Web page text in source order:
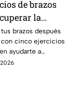
de brazos
la
de los
brazos después
cinco ejercicios
ayudarte a
movilidad y